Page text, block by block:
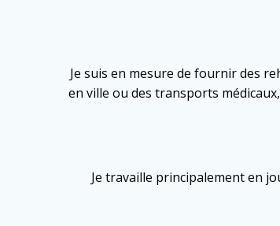
Je suis en mesure de fournir des
en ville ou des transports
Je travaille principalement en